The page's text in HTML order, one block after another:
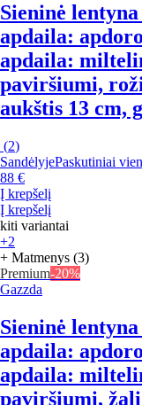
Sieninė
apdaila:
apdaila:
paviršiumi,
aukštis 13 cm,
(2)
SandėlyjePaskutiniai
88 €
Į krepšelį
Į krepšelį
kiti variantai
+2
+ Matmenys (3)
Premium-20%
Gazzda
Sieninė
apdaila:
apdaila:
paviršiumi,